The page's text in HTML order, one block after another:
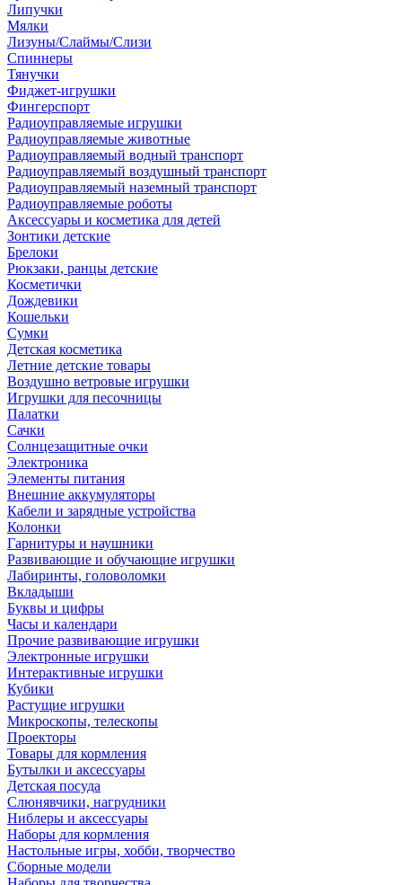
Липучки
Мялки
Лизуны/Слаймы/Слизи
Спиннеры
Тянучки
Фиджет-игрушки
Фингерспорт
Радиоуправляемые игрушки
Радиоуправляемые животные
Радиоуправляемый водный транспорт
Радиоуправляемый воздушный транспорт
Радиоуправляемый наземный транспорт
Радиоуправляемые роботы
Аксессуары и косметика для детей
Зонтики детские
Брелоки
Рюкзаки, ранцы детские
Косметички
Дождевики
Кошельки
Сумки
Детская косметика
Летние детские товары
Воздушно ветровые игрушки
Игрушки для песочницы
Палатки
Сачки
Солнцезащитные очки
Электроника
Элементы питания
Внешние аккумуляторы
Кабели и зарядные устройства
Колонки
Гарнитуры и наушники
Развивающие и обучающие игрушки
Лабиринты, головоломки
Вкладыши
Буквы и цифры
Часы и календари
Прочие развивающие игрушки
Электронные игрушки
Интерактивные игрушки
Кубики
Растущие игрушки
Микроскопы, телескопы
Проекторы
Товары для кормления
Бутылки и аксессуары
Детская посуда
Слюнявчики, нагрудники
Ниблеры и аксессуары
Наборы для кормления
Настольные игры, хобби, творчество
Сборные модели